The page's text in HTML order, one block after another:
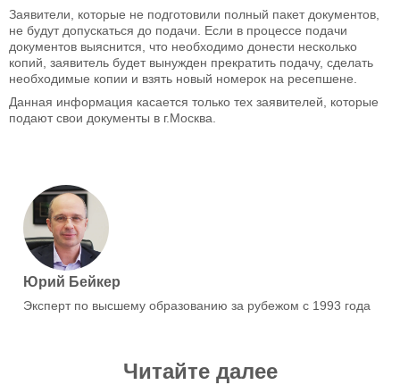
Заявители, которые не подготовили полный пакет документов,
не будут допускаться до подачи. Если в процессе подачи
документов выяснится, что необходимо донести несколько
копий, заявитель будет вынужден прекратить подачу, сделать
необходимые копии и взять новый номерок на ресепшене.
Данная информация касается только тех заявителей, которые
подают свои документы в г.Москва.
Юрий Бейкер
Эксперт по высшему образованию за рубежом с 1993 года
Читайте далее